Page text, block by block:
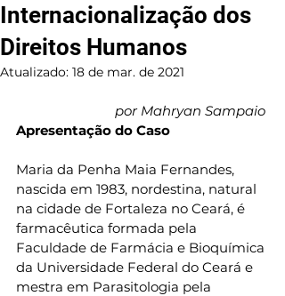
Internacionalização dos
Direitos Humanos
Atualizado: 18 de mar. de 2021
por Mahryan Sampaio
Apresentação do Caso
Maria da Penha Maia Fernandes,
nascida em 1983, nordestina, natural
na cidade de Fortaleza no Ceará, é
farmacêutica formada pela
Faculdade de Farmácia e Bioquímica
da Universidade Federal do Ceará e
mestra em Parasitologia pela